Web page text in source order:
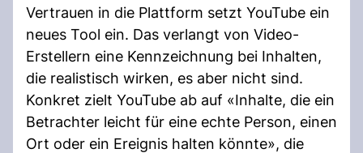
Vertrauen in die Plattform setzt YouTube ein
neues Tool ein. Das verlangt von Video-
Erstellern eine Kennzeichnung bei Inhalten,
die realistisch wirken, es aber nicht sind.
Konkret zielt YouTube ab auf «Inhalte, die ein
Betrachter leicht für eine echte Person, einen
Ort oder ein Ereignis halten könnte», die